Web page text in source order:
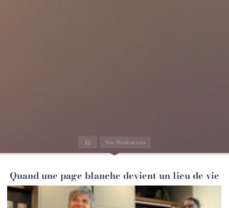
AccueilNos Réalisations
Quand une page blanche devient un lieu de vie